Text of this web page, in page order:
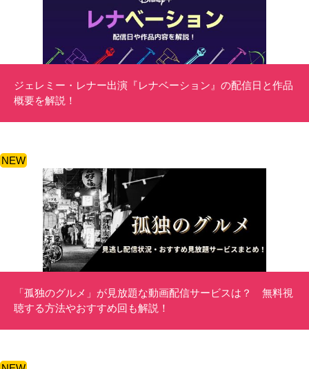
ジェレミー・レナー出演『レナベーション』の配信日と作品
概要を解説！
NEW
「孤独のグルメ」が見放題な動画配信サービスは？ 無料視
聴する方法やおすすめ回も解説！